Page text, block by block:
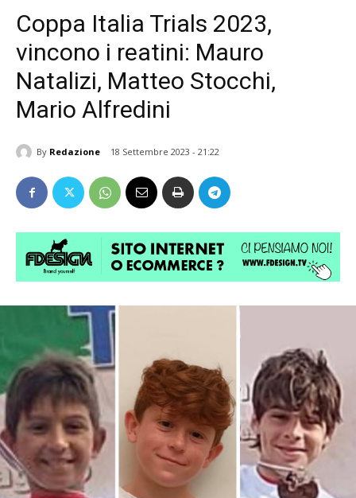
Coppa Italia Trials 2023,
vincono i reatini: Mauro
Natalizi, Matteo Stocchi,
Mario Alfredini
By Redazione 18 Settembre 2023 - 21:22